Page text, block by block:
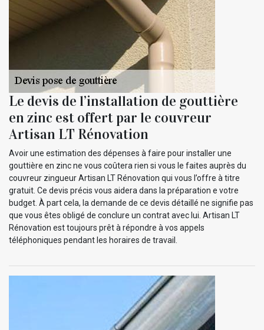
Le devis de l’installation de gouttière
en zinc est offert par le couvreur
Artisan LT Rénovation
Avoir une estimation des dépenses à faire pour installer une
gouttière en zinc ne vous coûtera rien si vous le faites auprès du
couvreur zingueur Artisan LT Rénovation qui vous l’offre à titre
gratuit. Ce devis précis vous aidera dans la préparation e votre
budget. À part cela, la demande de ce devis détaillé ne signifie pas
que vous êtes obligé de conclure un contrat avec lui. Artisan LT
Rénovation est toujours prêt à répondre à vos appels
téléphoniques pendant les horaires de travail.